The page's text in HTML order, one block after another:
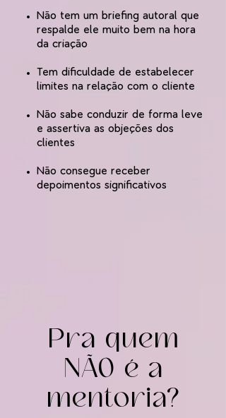
Não tem um briefing autoral que
respalde ele muito bem na hora
da criação
Tem dificuldade de estabelecer
limites na relação com o cliente
Não sabe conduzir de forma leve
e assertiva as objeções dos
clientes
Não consegue receber
depoimentos significativos
Pra quem
NÃO é a
mentoria?